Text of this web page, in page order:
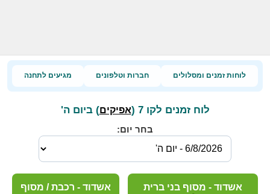
לוחות זמנים ומסלולים חברות וטלפונים מגיעים לתחנה
לוח זמנים לקו 7 ( אפיקים) ביום ה'
בחר יום:
אשדוד - מסוף בני ברית
אשדוד - רכבת / מסוף